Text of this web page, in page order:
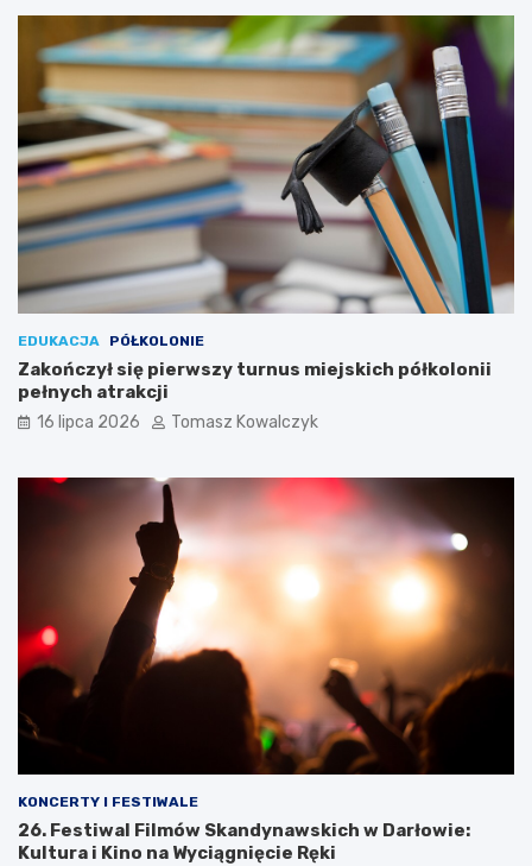
EDUKACJA PÓŁKOLONIE
Zakończył się pierwszy turnus miejskich półkolonii
pełnych atrakcji
16 lipca 2026 Tomasz Kowalczyk
KONCERTY I FESTIWALE
26. Festiwal Filmów Skandynawskich w Darłowie:
Kultura i Kino na Wyciągnięcie Ręki